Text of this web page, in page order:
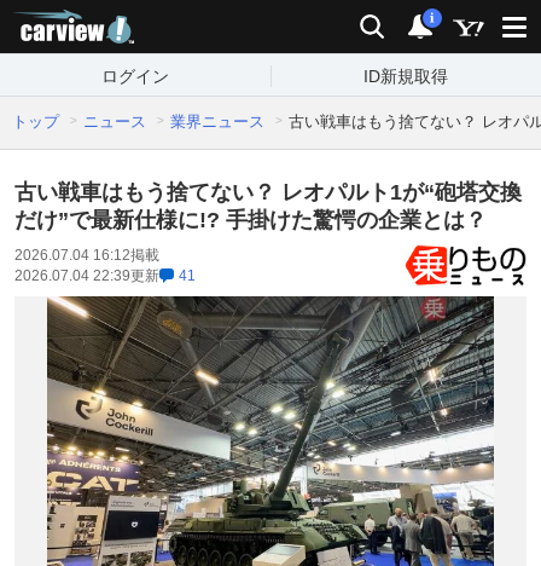
検索 通知
i
ログイン ID新規取得
トップ ニュース 業界ニュース 古い戦車はもう捨てない？ レオパ
古い戦車はもう捨てない？ レオパルト1が“砲塔交換
だけ”で最新仕様に!? 手掛けた驚愕の企業とは？
2026.07.04 16:12掲載
2026.07.04 22:39更新 41